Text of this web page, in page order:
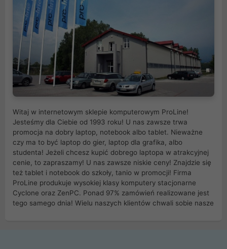
Witaj w internetowym sklepie komputerowym ProLine!
Jesteśmy dla Ciebie od 1993 roku! U nas zawsze trwa
promocja na dobry laptop, notebook albo tablet. Nieważne
czy ma to być laptop do gier, laptop dla grafika, albo
studenta! Jeżeli chcesz kupić dobrego laptopa w atrakcyjnej
cenie, to zapraszamy! U nas zawsze niskie ceny! Znajdzie się
też tablet i notebook do szkoły, tanio w promocji! Firma
ProLine produkuje wysokiej klasy komputery stacjonarne
Cyclone oraz ZenPC. Ponad 97% zamówień realizowane jest
tego samego dnia! Wielu naszych klientów chwali sobie nasze